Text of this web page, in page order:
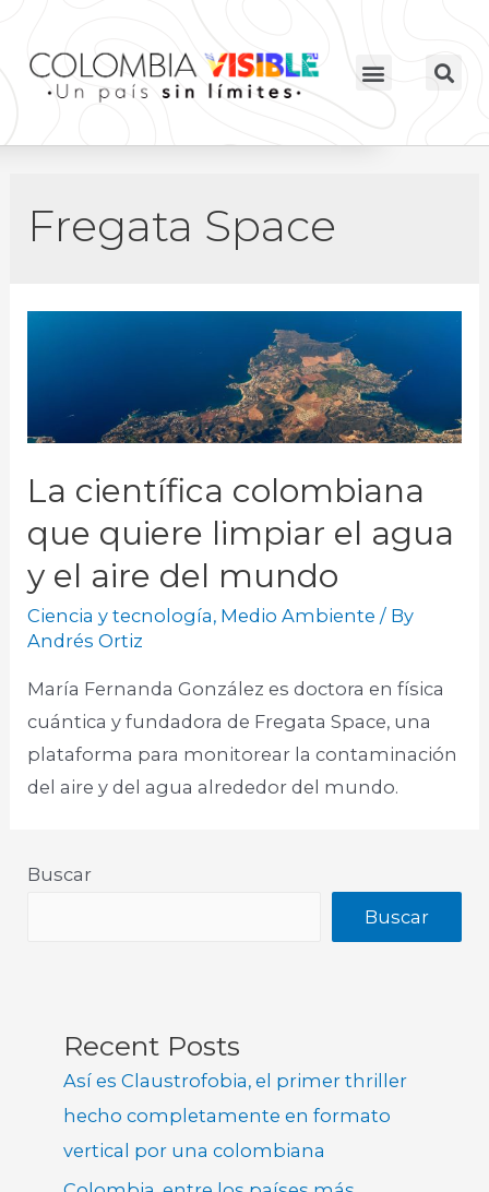
Fregata Space
La científica colombiana
que quiere limpiar el agua
y el aire del mundo
Ciencia y tecnología, Medio Ambiente / By
Andrés Ortiz
María Fernanda González es doctora en física
cuántica y fundadora de Fregata Space, una
plataforma para monitorear la contaminación
del aire y del agua alrededor del mundo.​
Buscar
Buscar
Recent Posts
Así es Claustrofobia, el primer thriller
hecho completamente en formato
vertical por una colombiana